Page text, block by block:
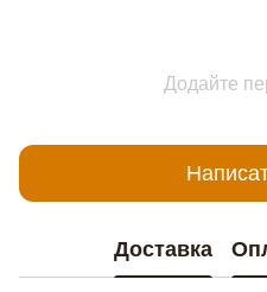
Додайте
Доставка